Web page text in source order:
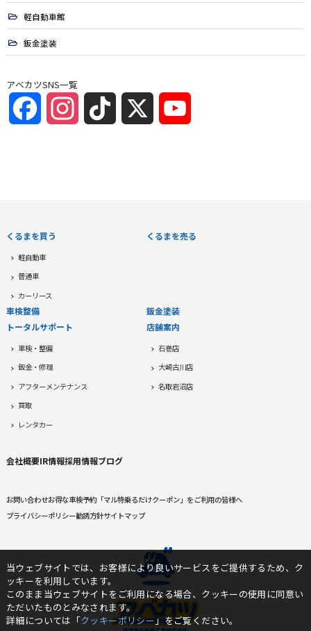
軽自動車館
鈑金塗装
アベカツSNS一覧
FacebookInstagramTikTok
くるまを買う
軽自動車
普通車
カーリース
くるまを売る
車検整備
鈑金塗装
トータルサポート
車検・整備
鈑金・修理
アフターメンテナンス
買取
レンタカー
店舗案内
石巻店
大崎古川店
名取岩沼店
会社概要IR情報採用情報ブログ
お問い合わせお得な車検予約「マル特乗るだけクーポン」をご利用の皆様へ
プライバシーポリシー勧誘方針サイトマップ
当ウェブサイトでは、お客様により良いサービスをご提供するため、ク
ッキーを利用しています。
このまま当ウェブサイトをご利用になる場合、クッキーの使用に同意い
ただいたものとみなされます。
詳細については「クッキーポリシー」をご覧ください。